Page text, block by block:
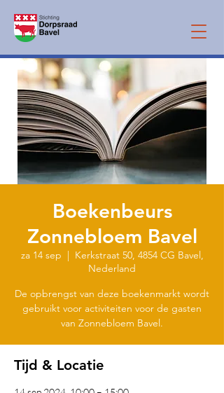
Boekenbeurs
Zonnebloem Bavel
za 14 sep
  |
Kerkstraat 50, 4854 CG Bavel,
Nederland
De opbrengst van deze boekenmarkt wordt
gebruikt voor activiteiten voor de gasten
van Zonnebloem Bavel.
Tijd & Locatie